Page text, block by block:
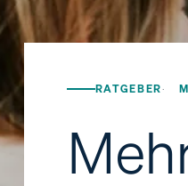
RATGEBER